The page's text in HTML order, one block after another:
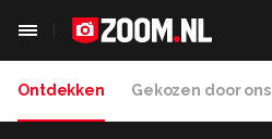
Ontdekken Gekozen door ons